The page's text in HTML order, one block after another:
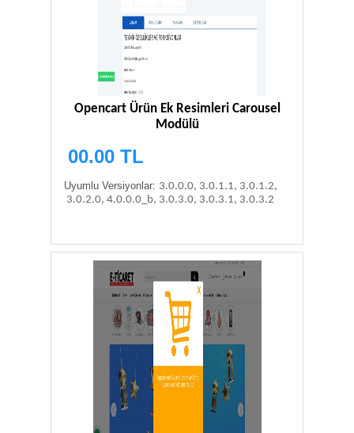
Opencart Ürün Ek Resimleri Carousel
Modülü
00.00 TL
Uyumlu Versiyonlar: 3.0.0.0, 3.0.1.1, 3.0.1.2,
3.0.2.0, 4.0.0.0_b, 3.0.3.0, 3.0.3.1, 3.0.3.2